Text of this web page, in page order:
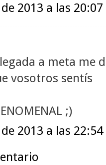
2013 a las 20:07
a meta me
vosotros sentís
;)
2013 a las 22:54